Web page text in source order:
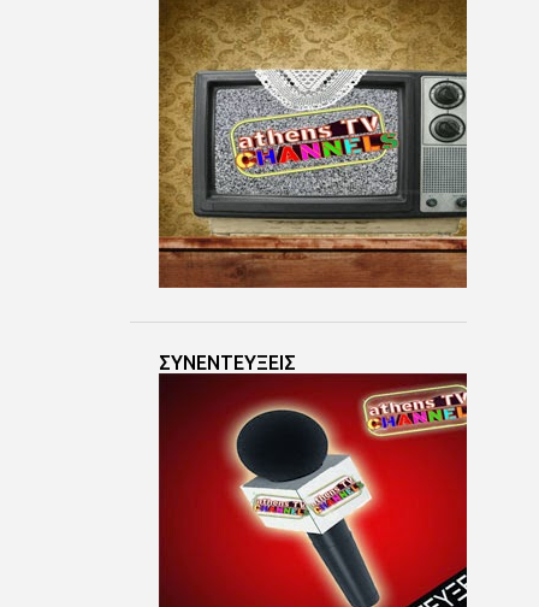
Ιουν 06
9
Ιουν 05
4
Ιουν 04
7
Ιουν 03
4
Ιουν 02
3
Ιουν 01
5
3
Μαΐ 28
3
4
3
ΣΥΝΕΝΤΕΥΞΕΙΣ